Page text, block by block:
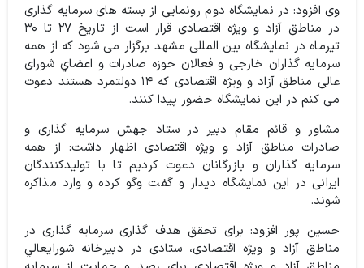
وی افزود: در نمایشگاه دوم رونمایی از بسته های سرمایه گذاری
در مناطق آزاد و ویژه اقتصادی قرار است از تاریخ ۲۷ تا ۳۰
تیرماه در نمایشگاه بین المللی مشهد برگزار می شود که از همه
سرمایه گذاران خارجی و فعالان حوزه صادرات و اعضاي شورای
عالی مناطق آزاد و ویژه اقتصادی که ۱۴ دولتمرد هستند دعوت
می کنم در این نمایشگاه حضور پیدا کنند.
مشاور و قائم مقام دبیر در ستاد جهش سرمایه گذاری و
صادرات مناطق آزاد و‌ ویژه اقتصادی اظهار داشت: از همه
سرمایه گذاران و بازرگانان دعوت کردیم تا با تولیدکنندگان
ایرانی در این نمایشگاه دیدار و گفت وگو کرده و وارد مذاکره
شوند.
حسين پور افزود: برای تحقق هدف گذاری سرمایه گذاری در
مناطق آزاد و ویژه اقتصادی، ستادی در دبیرخانه شورايعالي